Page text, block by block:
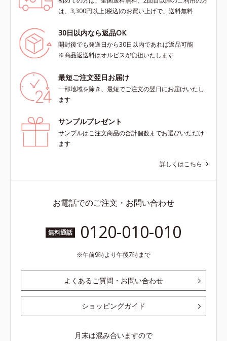
は、3,300円以上(税込)のお買い上げで、送料無料
30日以内なら返品OK
開封後でも発送日から30日以内であれば返品可能
※商品返送料はオルビスが負担いたします
最短ご注文翌日お届け
一部地域を除き、最短でご注文の翌日にお届けいたし
ます
サンプルプレゼント
サンプルはご注文商品の合計個数までお選びいただけ
ます
詳しくはこちら
お電話でのご注文・お問い合わせ
無料通話 0120-010-010
午前9時より午後7時まで
よくあるご質問・お問い合わせ
ショッピングガイド
月末は混み合いますので